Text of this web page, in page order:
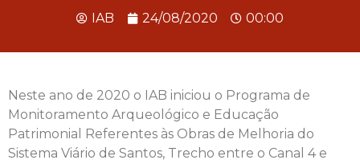
IAB 24/08/2020 00:00
Neste ano de 2020 o IAB iniciou o Programa de
Monitoramento Arqueológico e Educação
Patrimonial Referentes às Obras de Melhoria do
Sistema Viário de Santos, Trecho entre o Canal 4 e